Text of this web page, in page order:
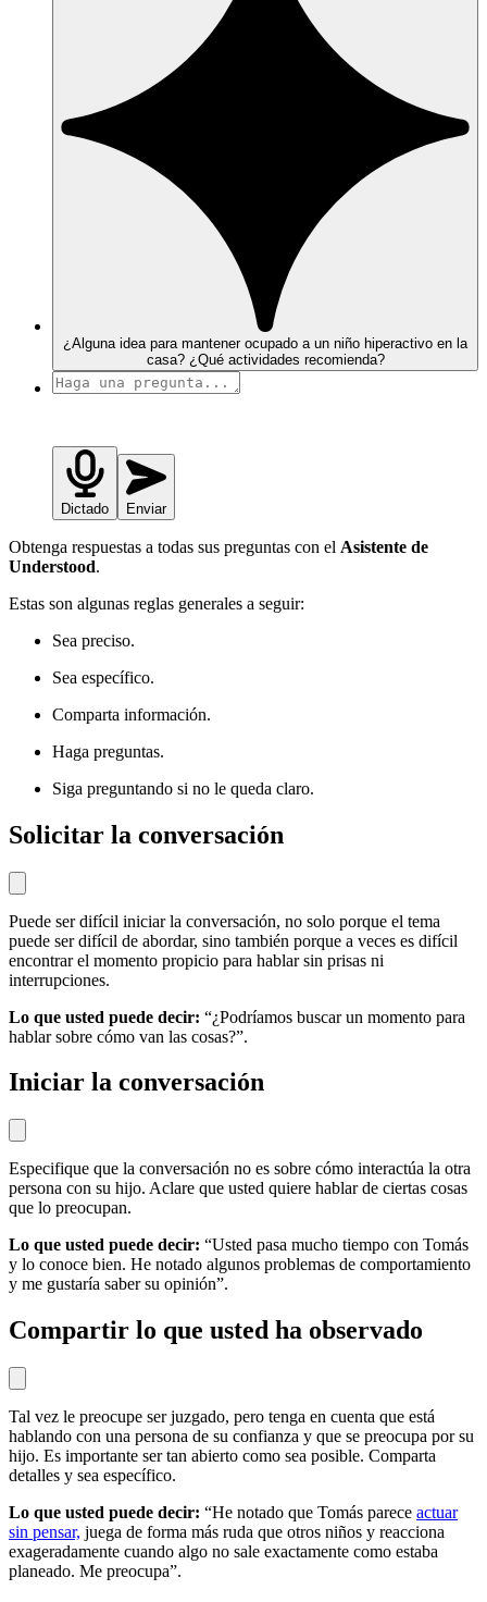
¿Alguna idea para mantener ocupado a un niño hiperactivo en la
casa? ¿Qué actividades recomienda?
Dictado Enviar
Obtenga respuestas a todas sus preguntas con el Asistente de
Understood.
Estas son algunas reglas generales a seguir:
Sea preciso.
Sea específico.
Comparta información.
Haga preguntas.
Siga preguntando si no le queda claro.
Solicitar la conversación
Puede ser difícil iniciar la conversación, no solo porque el tema
puede ser difícil de abordar, sino también porque a veces es difícil
encontrar el momento propicio para hablar sin prisas ni
interrupciones.
Lo que usted puede decir: “¿Podríamos buscar un momento para
hablar sobre cómo van las cosas?”.
Iniciar la conversación
Especifique que la conversación no es sobre cómo interactúa la otra
persona con su hijo. Aclare que usted quiere hablar de ciertas cosas
que lo preocupan.
Lo que usted puede decir: “Usted pasa mucho tiempo con Tomás
y lo conoce bien. He notado algunos problemas de comportamiento
y me gustaría saber su opinión”.
Compartir lo que usted ha observado
Tal vez le preocupe ser juzgado, pero tenga en cuenta que está
hablando con una persona de su confianza y que se preocupa por su
hijo. Es importante ser tan abierto como sea posible. Comparta
detalles y sea específico.
Lo que usted puede decir: “He notado que Tomás parece actuar
sin pensar, juega de forma más ruda que otros niños y reacciona
exageradamente cuando algo no sale exactamente como estaba
planeado. Me preocupa”.